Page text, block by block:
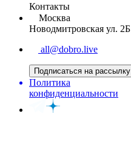
Контакты
Москва
Новодмитровская ул. 2Б
all@dobro.live
Подписаться на рассылку
Политика
конфиденциальности